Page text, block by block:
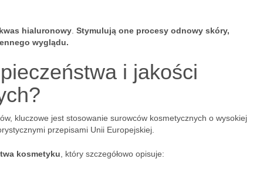
kwas hialuronowy Stymulują one procesy odnowy skóry,
wyglądu.
i jakości
kluczowe jest stosowanie surowców kosmetycznych o wysokiej
przepisami Unii Europejskiej.
kosmetyku , który szczegółowo opisuje: